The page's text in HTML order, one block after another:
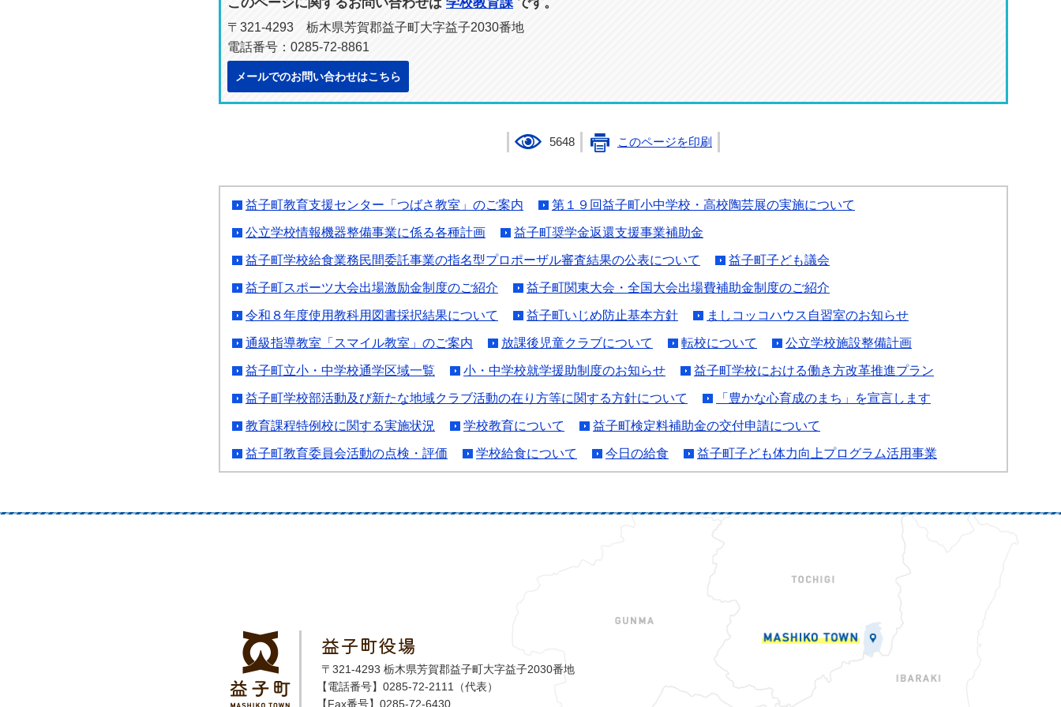
〒321-4293 栃木県芳賀郡益子町大字益子2030番地
電話番号：0285-72-8861
メールでのお問い合わせはこちら
5648 このページを印刷
益子町教育支援センター「つばさ教室」のご案内 第１９回益子町小中学校・高校陶芸展の実施について
公立学校情報機器整備事業に係る各種計画 益子町奨学金返還支援事業補助金
益子町学校給食業務民間委託事業の指名型プロポーザル審査結果の公表について 益子町子ども議会
益子町スポーツ大会出場激励金制度のご紹介 益子町関東大会・全国大会出場費補助金制度のご紹介
令和８年度使用教科用図書採択結果について 益子町いじめ防止基本方針 ましコッコハウス自習室のお知らせ
通級指導教室「スマイル教室」のご案内 放課後児童クラブについて 転校について 公立学校施設整備計画
益子町立小・中学校通学区域一覧 小・中学校就学援助制度のお知らせ 益子町学校における働き方改革推進プラン
益子町学校部活動及び新たな地域クラブ活動の在り方等に関する方針について 「豊かな心育成のまち」を宣言します
教育課程特例校に関する実施状況 学校教育について 益子町検定料補助金の交付申請について
益子町教育委員会活動の点検・評価 学校給食について 今日の給食 益子町子ども体力向上プログラム活用事業
益子町
益子町役場
〒321-4293 栃木県芳賀郡益子町大字益子2030番地
【電話番号】0285-72-2111（代表）
【Fax番号】0285-72-6430